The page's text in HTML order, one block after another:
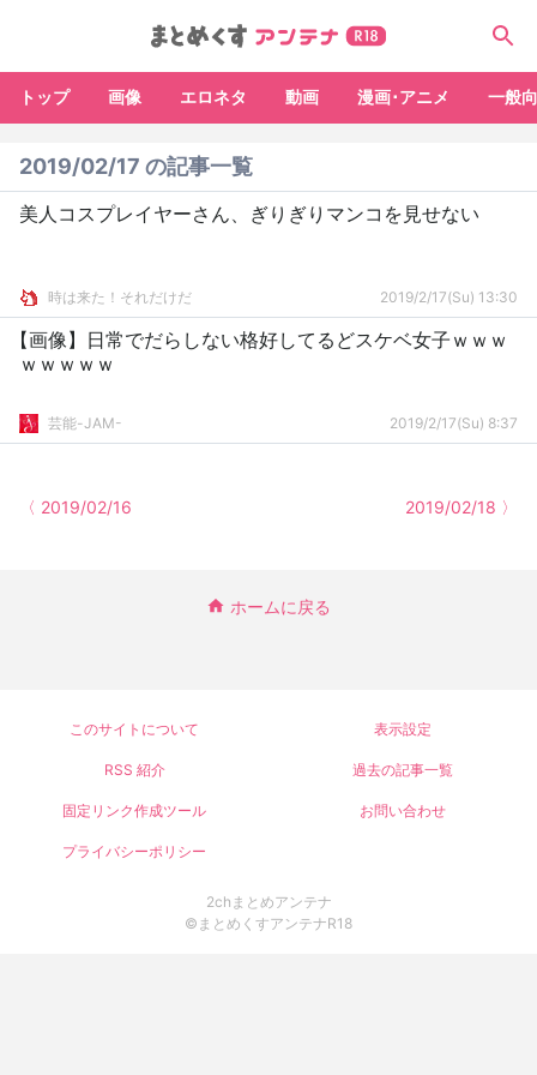
トップ 画像 エロネタ 動画 漫画･アニメ 一般
2019/02/17 の記事一覧
美人コスプレイヤーさん、ぎりぎりマンコを見せない
時は来た！それだけだ 2019/2/17(Su) 13:30
【画像】日常でだらしない格好してるどスケベ女子ｗｗｗ
ｗｗｗｗｗ
芸能-JAM- 2019/2/17(Su) 8:37
〈 2019/02/16 2019/02/18 〉
ホームに戻る
このサイトについて 表示設定
RSS 紹介 過去の記事一覧
固定リンク作成ツール お問い合わせ
プライバシーポリシー
2chまとめアンテナ
©まとめくすアンテナR18